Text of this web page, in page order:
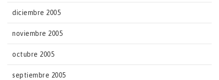
diciembre 2005
noviembre 2005
octubre 2005
septiembre 2005